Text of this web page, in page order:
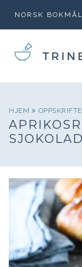
HJEM